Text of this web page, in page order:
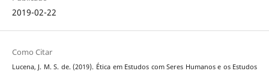
2019-02-22
Como Citar
Lucena, J. M. S. de. (2019). Ética em Estudos com Seres Humanos e os Estudos